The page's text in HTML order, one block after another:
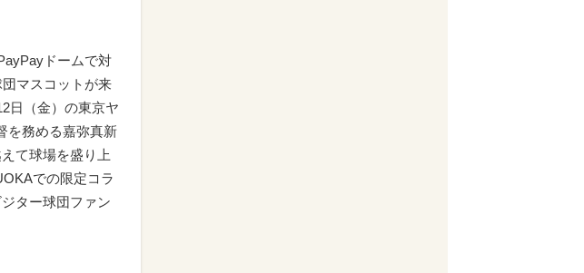
ドームで対
マスコットが来
日（金）の東京ヤ
を務める嘉弥真新
て球場を盛り上
での限定コラ
ター球団ファン